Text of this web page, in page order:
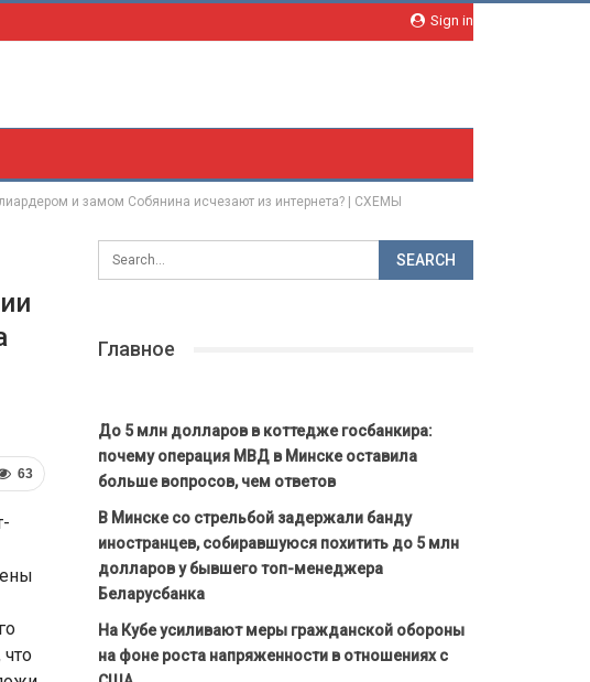
Sign in
и замом Собянина исчезают из интернета? | СХЕМЫ
63
Главное
До 5 млн долларов в коттедже госбанкира:
почему операция МВД в Минске оставила
больше вопросов, чем ответов
В Минске со стрельбой задержали банду
иностранцев, собиравшуюся похитить до 5 млн
долларов у бывшего топ-менеджера
Беларусбанка
На Кубе усиливают меры гражданской обороны
на фоне роста напряженности в отношениях с